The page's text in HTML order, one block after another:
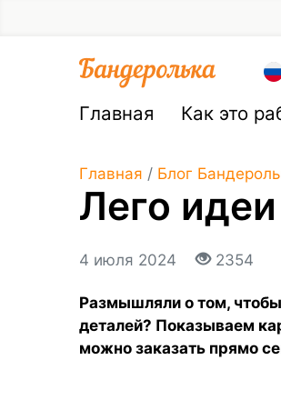
Главная Как это
Главная / Блог
Лего
4 июля 2024 2354
Размышляли о том,
деталей? Показываем
можно заказать прямо